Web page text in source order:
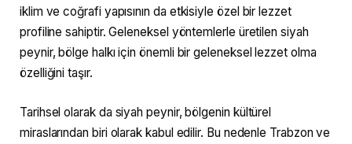
iklim ve coğrafi yapısının da etkisiyle özel bir lezzet
profiline sahiptir. Geleneksel yöntemlerle üretilen siyah
peynir, bölge halkı için önemli bir geleneksel lezzet olma
özelliğini taşır.
Tarihsel olarak da siyah peynir, bölgenin kültürel
miraslarından biri olarak kabul edilir. Bu nedenle Trabzon ve